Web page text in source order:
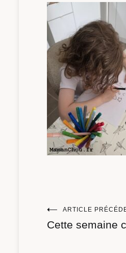
ARTICLE
Cette semaine